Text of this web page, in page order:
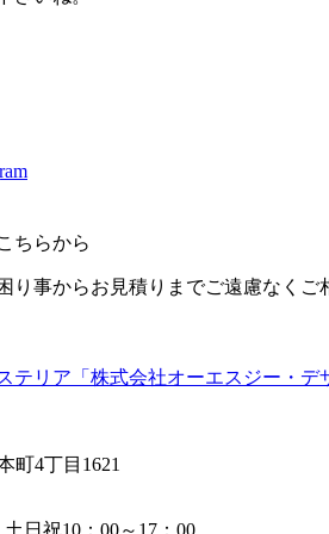
ちらから
り事からお見積りまでご遠慮なくご
町4丁目1621
日祝10：00～17：00